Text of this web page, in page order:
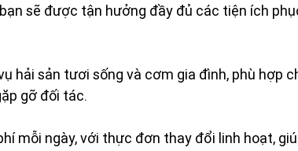
sẽ được tận hưởng đầy đủ các tiện ích
hải sản tươi sống và cơm gia đình, phù hợp
gỡ đối tác.
mỗi ngày, với thực đơn thay đổi linh hoạt,